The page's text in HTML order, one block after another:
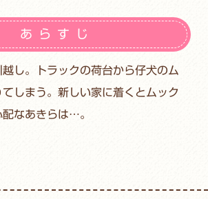
あらすじ
し。トラックの荷台から仔犬のム
てしまう。新しい家に着くとムック
なあきらは…。